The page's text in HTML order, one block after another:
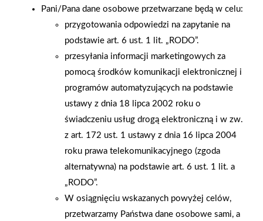
firma OLMAR odgrywa w lokalnym środowisku oraz w rozwoju
gospodarczym regionu. W obchodach uczestniczyli również
nasi wieloletni partnerzy handlowi, w tym przedstawiciele m.in
firm: Fakro, Baumit, Velux, MDM, Selena, Galeco, Xella oraz
Bruk-Bet . Ich obecność była dla nas wyjątkowym zaszczytem i
potwierdzeniem wartości wieloletniej, stabilnej współpracy.
Wieczór obfitował w liczne atrakcje, które nadały wydarzeniu
wyjątkowy klimat. Goście mogli podziwiać pokaz laserowy ,
wziąć udział w zabawie w stylu kasynowym oraz przeżyć
spektakularne wniesienie jubileuszowego tortu , które
wywołało duże poruszenie i aplauz na sali. Atmosfera była
pełna radości, integracji i wspólnego świętowania. Obchody
30-lecia były dla nas nie tylko podsumowaniem
dotychczasowej działalności, lecz także momentem refleksji
Pani/Pana dane osobowe przetwarzane będą w celu:
przygotowania odpowiedzi na zapytanie na
podstawie art. 6 ust. 1 lit. „RODO”.
przesyłania informacji marketingowych za
pomocą środków komunikacji elektronicznej i
programów automatyzujących na podstawie
ustawy z dnia 18 lipca 2002 roku o
świadczeniu usług drogą elektroniczną i w zw.
z art. 172 ust. 1 ustawy z dnia 16 lipca 2004
roku prawa telekomunikacyjnego (zgoda
alternatywna) na podstawie art. 6 ust. 1 lit. a
„RODO”.
W osiągnięciu wskazanych powyżej celów,
przetwarzamy Państwa dane osobowe sami, a